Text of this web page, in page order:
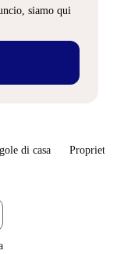
siamo qui
di casa